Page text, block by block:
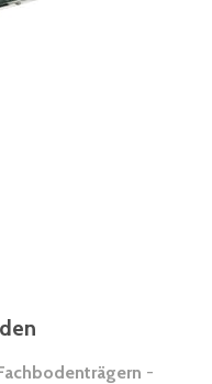
-